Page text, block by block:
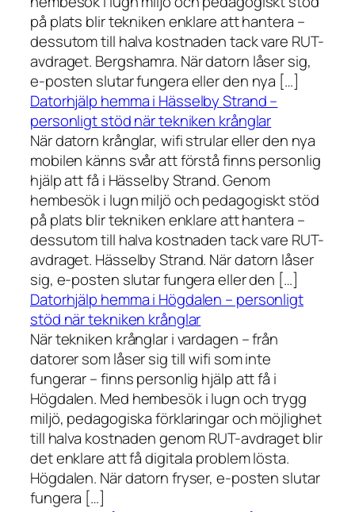
på plats blir tekniken enklare att hantera –
dessutom till halva kostnaden tack vare RUT-
avdraget. Bergshamra. När datorn låser sig,
e-posten slutar fungera eller den nya […]
Datorhjälp hemma i Hässelby Strand –
personligt stöd när tekniken krånglar
När datorn krånglar, wifi strular eller den nya
mobilen känns svår att förstå finns personlig
hjälp att få i Hässelby Strand. Genom
hembesök i lugn miljö och pedagogiskt stöd
på plats blir tekniken enklare att hantera –
dessutom till halva kostnaden tack vare RUT-
avdraget. Hässelby Strand. När datorn låser
sig, e-posten slutar fungera eller den […]
Datorhjälp hemma i Högdalen – personligt
stöd när tekniken krånglar
När tekniken krånglar i vardagen – från
datorer som låser sig till wifi som inte
fungerar – finns personlig hjälp att få i
Högdalen. Med hembesök i lugn och trygg
miljö, pedagogiska förklaringar och möjlighet
till halva kostnaden genom RUT-avdraget blir
det enklare att få digitala problem lösta.
Högdalen. När datorn fryser, e-posten slutar
fungera […]